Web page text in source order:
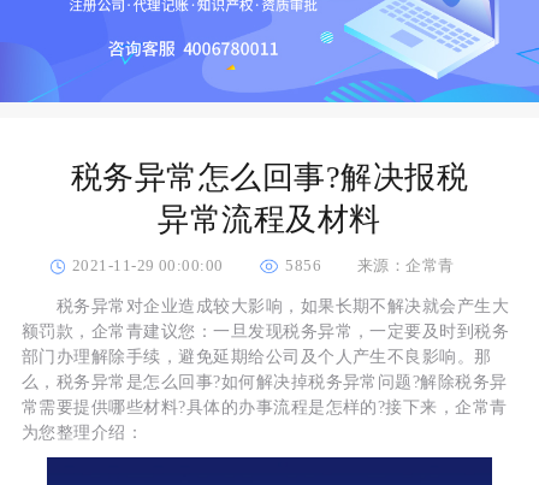
税务异常怎么回事?解决报税
异常流程及材料
2021-11-29 00:00:00 5856 来源：企常青
税务异常对企业造成较大影响，如果长期不解决就会产生大
额罚款，企常青建议您：一旦发现税务异常，一定要及时到税务
部门办理解除手续，避免延期给公司及个人产生不良影响。那
么，税务异常是怎么回事?如何解决掉税务异常问题?解除税务异
常需要提供哪些材料?具体的办事流程是怎样的?接下来，企常青
为您整理介绍：